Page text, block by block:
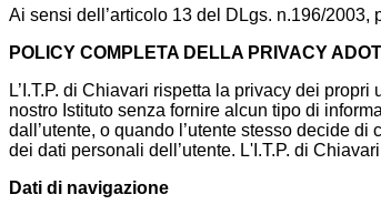
Ai sensi dell’articolo 13 del DLgs. n.196/
POLICY COMPLETA DELLA PRIVACY
L’I.T.P. di Chiavari rispetta la privacy dei
nostro Istituto senza fornire alcun tipo di
dall’utente, o quando l’utente stesso decide
dei dati personali dell’utente. L'I.T.P. di
Dati di navigazione